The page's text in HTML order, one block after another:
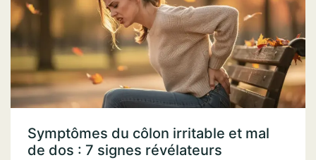
Symptômes du côlon irritable et mal
de dos : 7 signes révélateurs